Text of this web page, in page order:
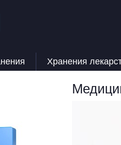
Хранения